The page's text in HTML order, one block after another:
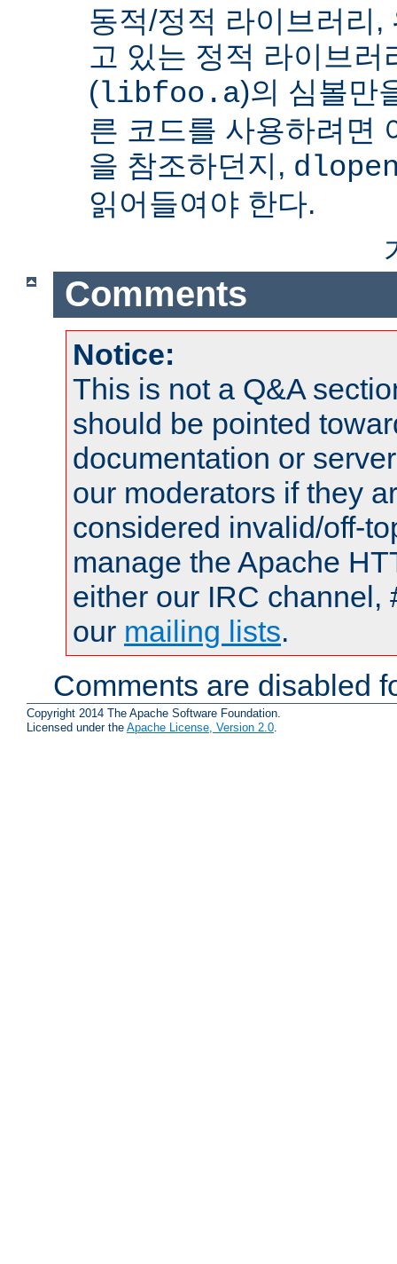
동적/정적 라이브러리,
고 있는 정적 라이브러
(libfoo.a)의 심볼만
른 코드를 사용하려면
을 참조하던지,
읽어들여야 한다.
Comments
Notice:
This is not a Q&A
should be pointed
documentation or
our moderators if they
considered invalid/off-
manage the Apache
either our IRC channel,
our mailing lists.
Comments are disabled
Copyright 2014 The Apache Software Foundation.
Licensed under the Apache License, Version 2.0